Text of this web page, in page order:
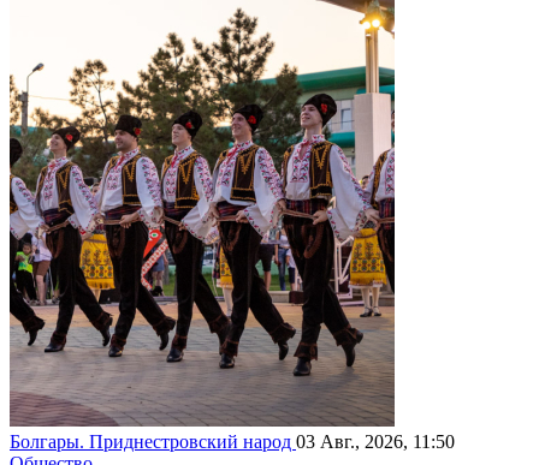
Болгары. Приднестровский народ 03 Авг., 2026, 11:50